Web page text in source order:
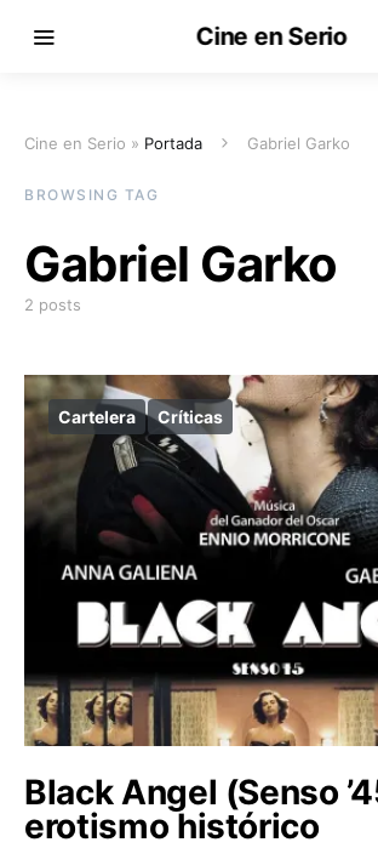
Cine en Serio
Cine en Serio » Portada Gabriel Garko
BROWSING TAG
Gabriel Garko
2 posts
Cartelera Críticas
Black Angel (Senso
erotismo histórico